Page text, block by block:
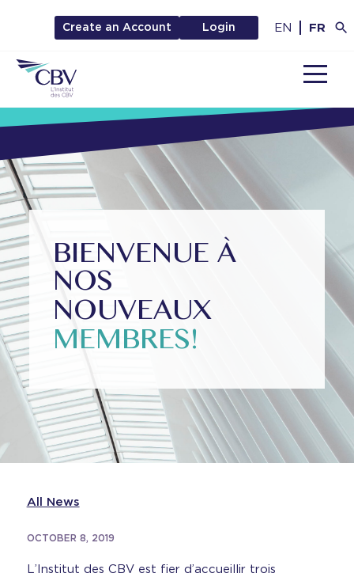
Create an Account Login EN FR
BIENVENUE À
NOS
NOUVEAUX
MEMBRES!
All News
OCTOBER 8, 2019
L’Institut des CBV est fier d’accueillir trois